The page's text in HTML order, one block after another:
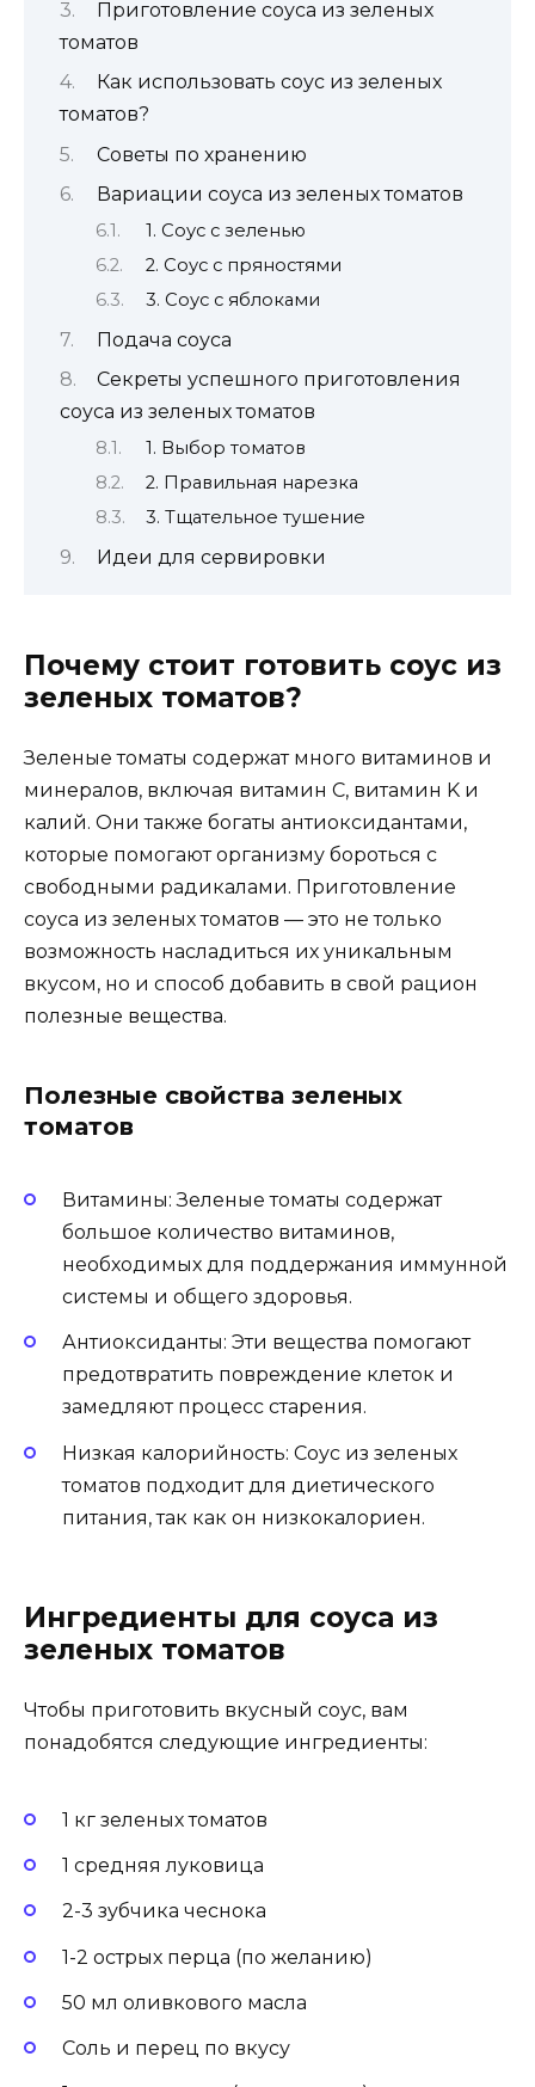
Приготовление соуса из зеленых
томатов
Как использовать соус из зеленых
томатов?
Советы по хранению
Вариации соуса из зеленых томатов
1. Соус с зеленью
2. Соус с пряностями
3. Соус с яблоками
Подача соуса
Секреты успешного приготовления
соуса из зеленых томатов
1. Выбор томатов
2. Правильная нарезка
3. Тщательное тушение
Идеи для сервировки
Почему стоит готовить соус из
зеленых томатов?
Зеленые томаты содержат много витаминов и
минералов, включая витамин C, витамин K и
калий. Они также богаты антиоксидантами,
которые помогают организму бороться с
свободными радикалами. Приготовление
соуса из зеленых томатов — это не только
возможность насладиться их уникальным
вкусом, но и способ добавить в свой рацион
полезные вещества.
Полезные свойства зеленых
томатов
Витамины: Зеленые томаты содержат
большое количество витаминов,
необходимых для поддержания иммунной
системы и общего здоровья.
Антиоксиданты: Эти вещества помогают
предотвратить повреждение клеток и
замедляют процесс старения.
Низкая калорийность: Соус из зеленых
томатов подходит для диетического
питания, так как он низкокалориен.
Ингредиенты для соуса из
зеленых томатов
Чтобы приготовить вкусный соус, вам
понадобятся следующие ингредиенты:
1 кг зеленых томатов
1 средняя луковица
2-3 зубчика чеснока
1-2 острых перца (по желанию)
50 мл оливкового масла
Соль и перец по вкусу